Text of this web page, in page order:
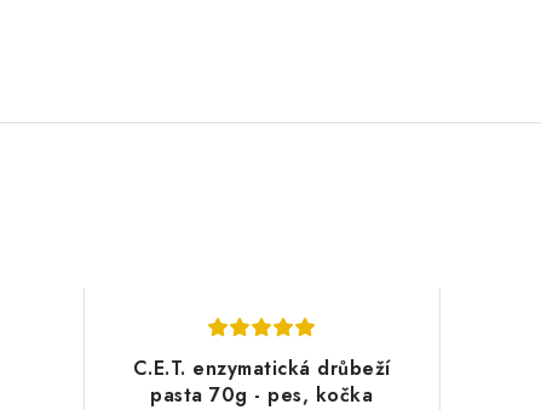
C.E.T. enzymatická drůbeží
pasta 70g - pes, kočka